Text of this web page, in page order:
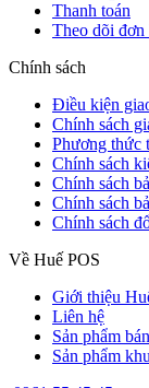
Thanh toán
Theo dõi đơn
Chính sách
Điều kiện
Chính sách
Phương thức
Chính sách
Chính sách
Chính sách
Chính sách
Về Huế POS
Giới thiệu
Liên hệ
Sản phẩm
Sản phẩm